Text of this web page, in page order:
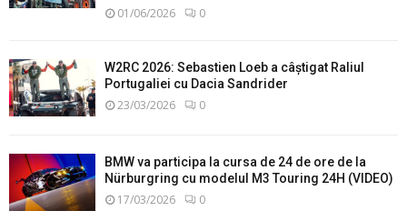
01/06/2026 0
W2RC 2026: Sebastien Loeb a câștigat Raliul
Portugaliei cu Dacia Sandrider
23/03/2026 0
BMW va participa la cursa de 24 de ore de la
Nürburgring cu modelul M3 Touring 24H (VIDEO)
17/03/2026 0